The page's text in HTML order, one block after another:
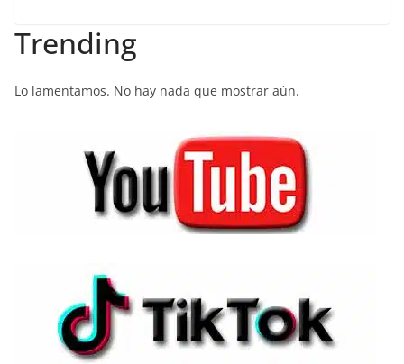
Trending
Lo lamentamos. No hay nada que mostrar aún.